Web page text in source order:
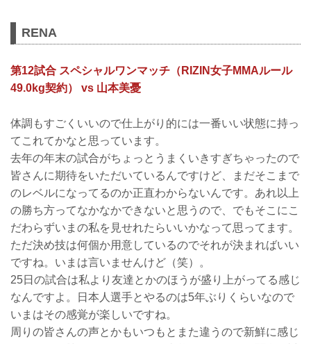
RENA
第12試合 スペシャルワンマッチ（RIZIN女子MMAルール
49.0kg契約） vs 山本美憂
体調もすごくいいので仕上がり的には一番いい状態に持っ
てこれてかなと思っています。
去年の年末の試合がちょっとうまくいきすぎちゃったので
皆さんに期待をいただいているんですけど、まだそこまで
のレベルになってるのか正直わからないんです。あれ以上
の勝ち方ってなかなかできないと思うので、でもそこにこ
だわらずいまの私を見せれたらいいかなって思ってます。
ただ決め技は何個か用意しているのでそれが決まればいい
ですね。いまは言いませんけど（笑）。
25日の試合は私より友達とかのほうが盛り上がってる感じ
なんですよ。日本人選手とやるのは5年ぶりくらいなので
いまはその感覚が楽しいですね。
周りの皆さんの声とかもいつもとまた違うので新鮮に感じ